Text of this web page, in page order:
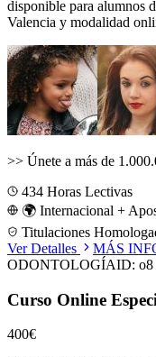
disponible para alumnos
Valencia y modalidad
>> Únete a más de
434 Horas Lectivas
🌍 Internacional +
Titulaciones
Ver Detalles
MÁS
ODONTOLOGÍAID: o8
Curso Online
400€